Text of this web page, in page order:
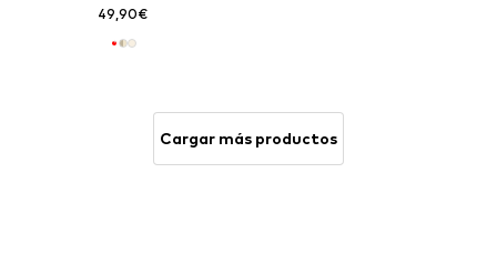
49,90€
Cargar más productos